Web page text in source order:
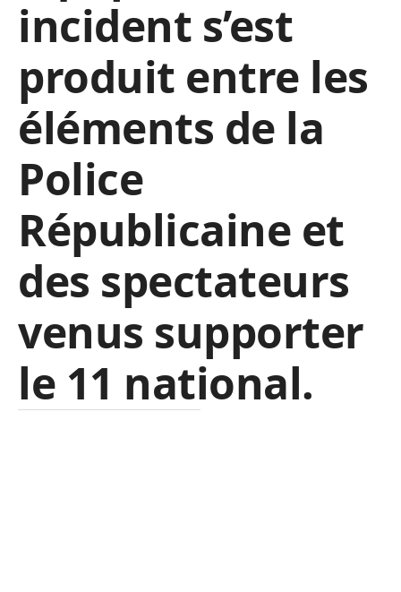
incident s’est
produit entre les
éléments de la
Police
Républicaine et
des spectateurs
venus supporter
le 11 national.